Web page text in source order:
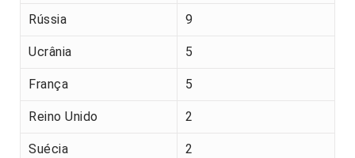
Rússia 9
Ucrânia 5
França 5
Reino Unido 2
Suécia 2